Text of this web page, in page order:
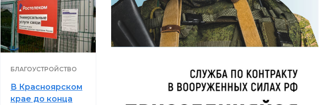
БЛАГОУСТРОЙСТВО
В Красноярском
крае до конца